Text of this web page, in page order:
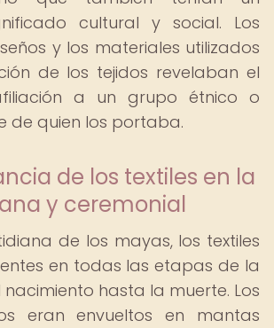
cultural y social. Los
y los materiales utilizados
de los tejidos revelaban el
a un grupo étnico o
de quien los portaba.
de los textiles en la
y ceremonial
de los mayas, los textiles
en todas las etapas de la
hasta la muerte. Los
eran envueltos en mantas